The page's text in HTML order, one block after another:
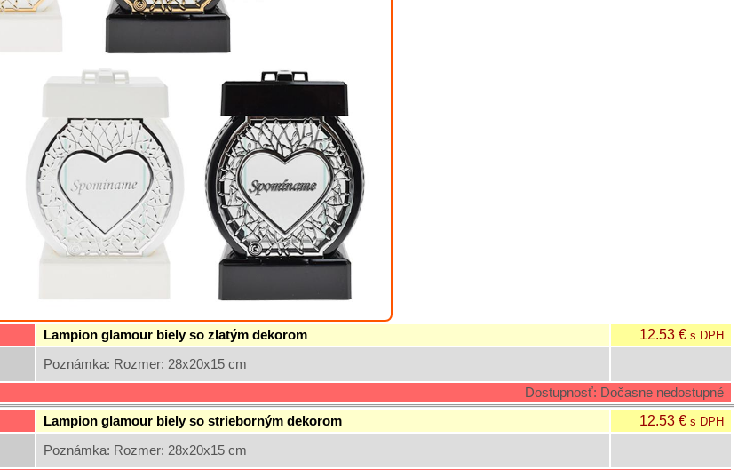
Lampion glamour biely so zlatým dekorom 12.53 €s DPH
Poznámka: Rozmer: 28x20x15 cm
Dostupnosť: Dočasne nedostupné
Lampion glamour biely so strieborným dekorom 12.53 €s DPH
Poznámka: Rozmer: 28x20x15 cm